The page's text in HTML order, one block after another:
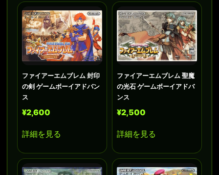
ファイアーエムブレム 封印
の剣 ゲームボーイアドバン
ス
¥2,600
詳細を見る
ファイアーエムブレム 聖魔
の光石 ゲームボーイアドバ
ンス
¥2,500
詳細を見る